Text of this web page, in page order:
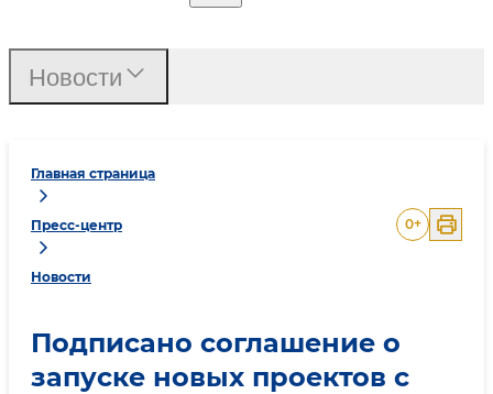
Главная страница
Пресс-центр
Новости
0+
Подписано соглашение о
запуске новых проектов с
Новости